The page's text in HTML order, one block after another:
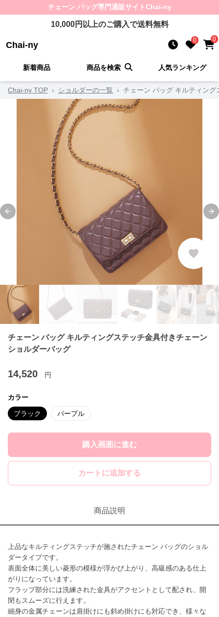
チェーン バッグ専門通販サイトChai-ny
10,000円以上のご購入で送料無料
Chai-ny 0 0
新着商品 商品を検索 人気ランキング
Chai-ny TOP › ショルダーの一覧 › チェーン バッグ キルティン
Previous slide
チェーン バッグ キルティングステッチ金具付きチェーン
ショルダーバッグ
14,520 円
カラー
ブラック パープル
購入画面に進む
カートに追加する
商品説明
上品なキルティングステッチが施されたチェーン バッグのショル
ダータイプです。
表面全体に美しい菱形の模様が浮かび上がり、高級感のある仕上
がりになっています。
フラップ部分には洗練された金具がアクセントとして配され、開
閉もスムーズに行えます。
細身の金属チェーンは肩掛けにも斜め掛けにも対応でき、様々な